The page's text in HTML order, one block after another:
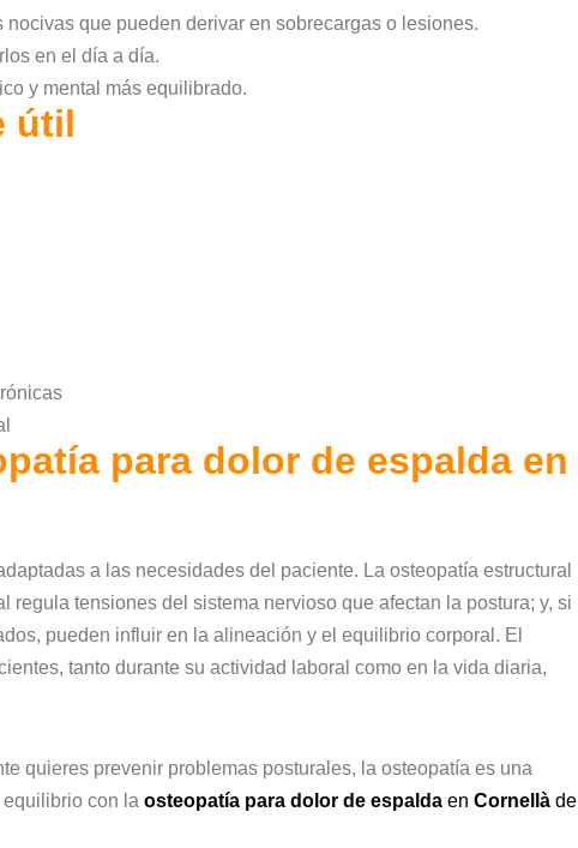
que pueden derivar en sobrecargas o lesiones.
en el día a día.
y mental más equilibrado.
útil
para dolor de espalda en
a las necesidades del paciente. La osteopatía estructural
tensiones del sistema nervioso que afectan la postura; y, si
pueden influir en la alineación y el equilibrio corporal. El
tanto durante su actividad laboral como en la vida diaria,
quieres prevenir problemas posturales, la osteopatía es una
con la osteopatía para dolor de espalda en Cornellà de